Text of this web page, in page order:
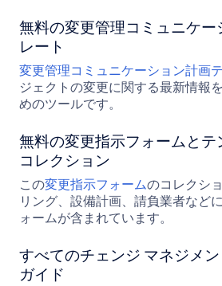
無料の変更管理コミュニケ
レート
変更管理コミュニケーション計画
ジェクトの変更に関する最新情報
めのツールです。
無料の変更指示フォームと
コレクション
この変更指示フォームのコレクシ
リング、設備計画、請負業者など
ォームが含まれています。
すべてのチェンジ マネジメ
ガイド